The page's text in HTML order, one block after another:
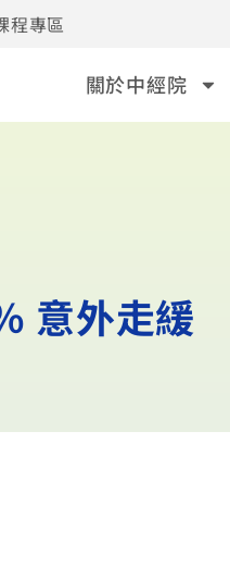
程專區
關於中經院
意外走緩